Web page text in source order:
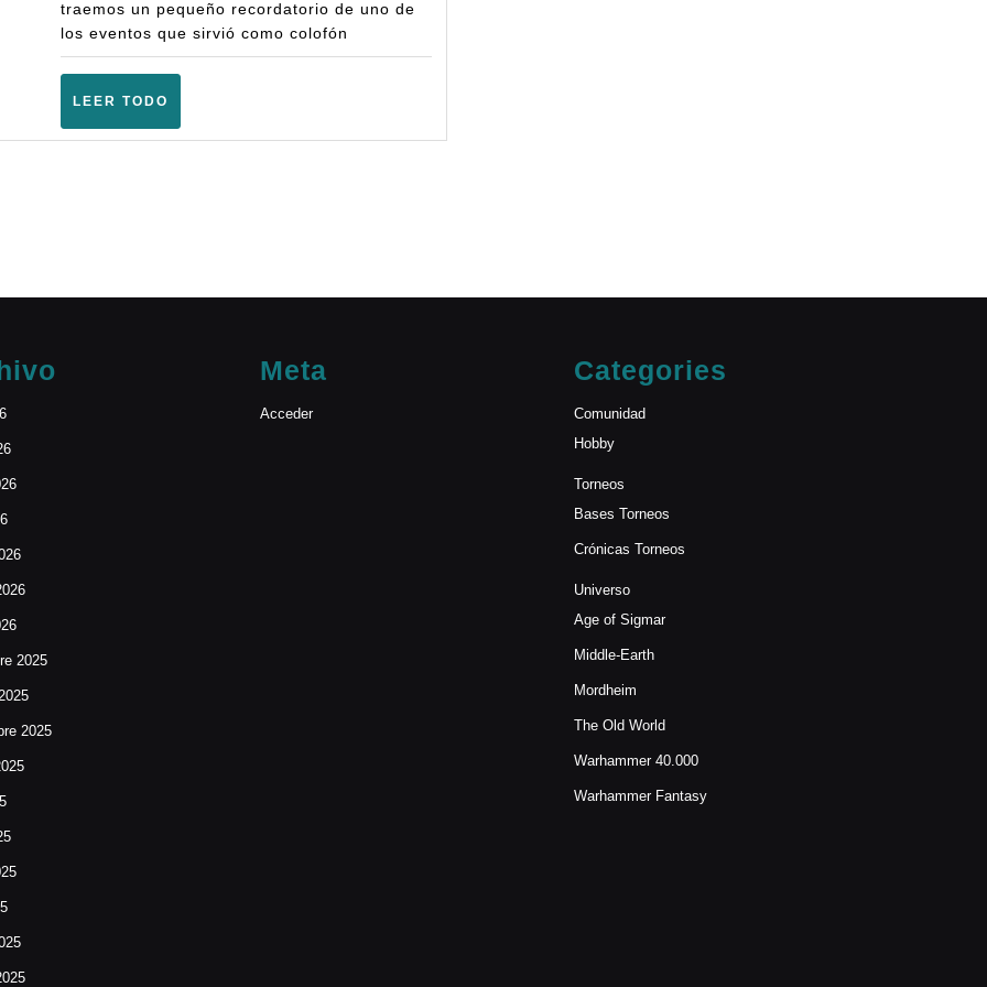
Fantasy
(6ª
(Leganes
traemos un pequeño recordatorio de uno de
los eventos que sirvió como colofón
LEER TODO
2025
2025
Meta
Acceder
Categories
Comunidad
Hobby
Torneos
Bases Torneos
Crónicas Torneos
Universo
Age of Sigmar
Middle-Earth
Mordheim
The Old World
Warhammer 40.000
Warhammer Fantasy